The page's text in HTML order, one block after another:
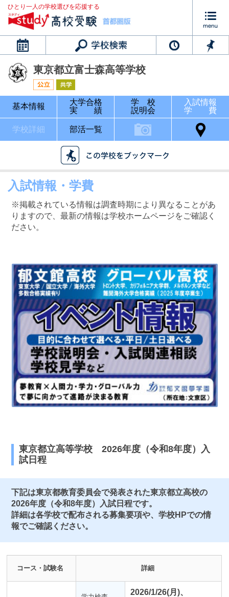
ひとり一人の学校選びを応援する
カレンダー
最近見た学校
東京都立富士森高等学校
ブックマークした学校
東京都立富士森高等学校
基本情報
大学合格
実 績
学 校
説明会
入試情報
学 費
学校詳細 部活一覧
入試情報・学費
※掲載されている情報は調査時期により異なることがあ
りますので、最新の情報は学校ホームページをご確認く
ださい。
東京都立高等学校 2026年度（令和8年度）入
試日程
下記は東京都教育委員会で発表された東京都立高校の
2026年度（令和8年度）入試日程です。
詳細は各学校で配布される募集要項や、学校HPでの情
報でご確認ください。
コース・試験名 詳細
2026/1/26(月)、